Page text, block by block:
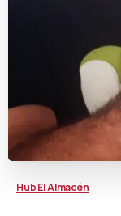
Hub El Almacén